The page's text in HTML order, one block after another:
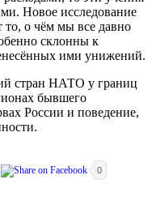
Новое исследование
о чём мы все давно
склонны к
ими унижений.
стран НАТО у границ
бывшего
России и поведение,
0